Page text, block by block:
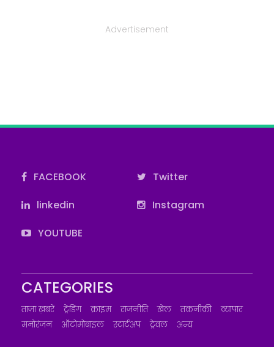
Advertisement
FACEBOOK
Twitter
linkedin
Instagram
YOUTUBE
CATEGORIES
ताज़ा ख़बरें ट्रेंडिंग क्राइम राजनीति खेल तकनीकी
व्यापार
मनोरंजन
ऑटोमोबाइल स्टार्टअप ट्रेवल अन्य